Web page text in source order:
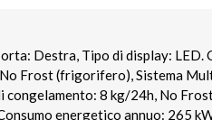
Destra, Tipo di display: LED.
Frost (frigorifero), Sistema
congelamento: 8 kg/24h, No
energetico annuo: 265